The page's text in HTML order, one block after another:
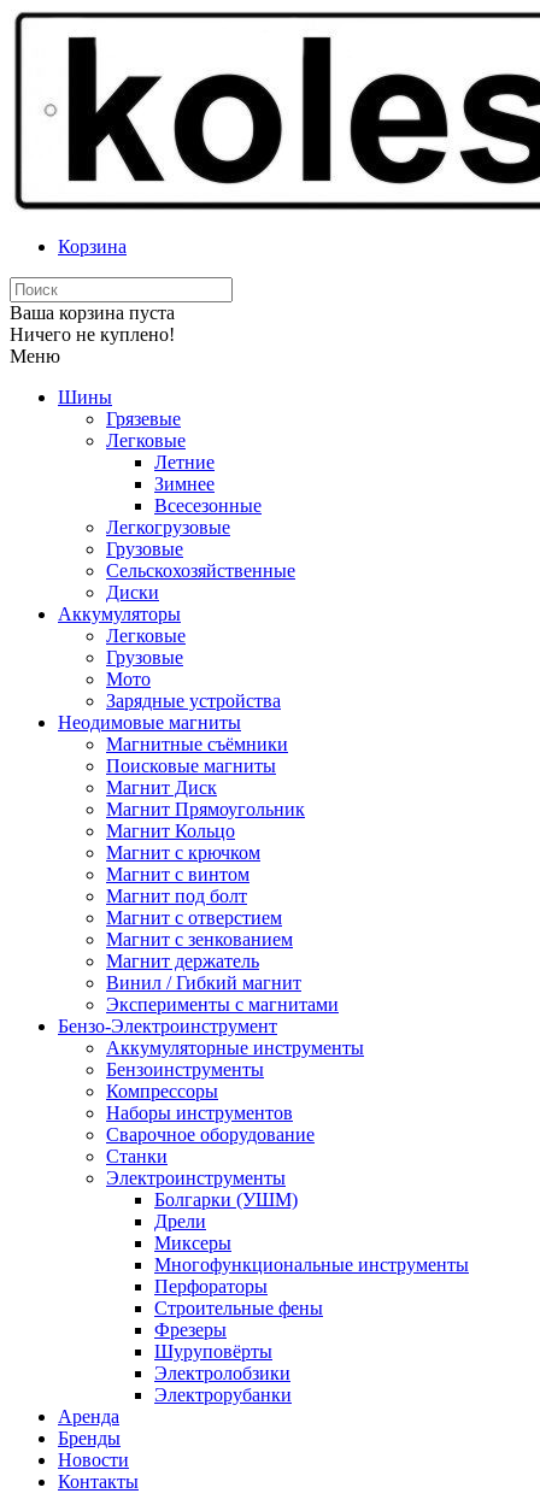
Корзина
Ваша корзина пуста
Ничего не куплено!
Меню
Шины
Грязевые
Легковые
Летние
Зимнее
Всесезонные
Легкогрузовые
Грузовые
Сельскохозяйственные
Диски
Аккумуляторы
Легковые
Грузовые
Мото
Зарядные устройства
Неодимовые магниты
Магнитные съёмники
Поисковые магниты
Магнит Диск
Магнит Пря­мо­уголь­ник
Магнит Кольцо
Магнит с крючком
Магнит с винтом
Магнит под болт
Магнит с отверстием
Магнит с зенкованием
Магнит держатель
Винил / Гибкий магнит
Эксперименты с магнитами
Бензо-Электроинструмент
Аккумуляторные инструменты
Бензоинструменты
Компрессоры
Наборы инструментов
Сварочное оборудование
Станки
Электроинструменты
Болгарки (УШМ)
Дрели
Миксеры
Многофункциональные инструменты
Перфораторы
Строительные фены
Фрезеры
Шуруповёрты
Электролобзики
Электрорубанки
Аренда
Бренды
Новости
Контакты